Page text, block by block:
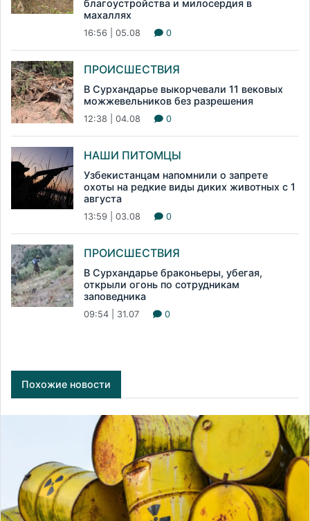
благоустройства и милосердия в
махаллях
16:56 | 05.08 0
ПРОИСШЕСТВИЯ
В Сурхандарье выкорчевали 11 вековых
можжевельников без разрешения
12:38 | 04.08 0
НАШИ ПИТОМЦЫ
Узбекистанцам напомнили о запрете
охоты на редкие виды диких животных с 1
августа
13:59 | 03.08 0
ПРОИСШЕСТВИЯ
В Сурхандарье браконьеры, убегая,
открыли огонь по сотрудникам
заповедника
09:54 | 31.07 0
Похожие новости